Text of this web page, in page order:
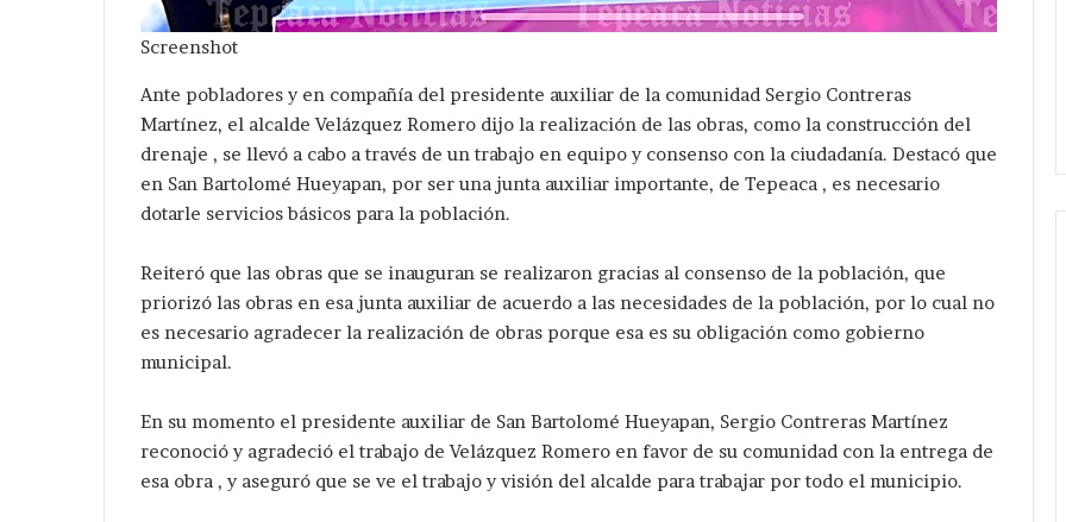
Screenshot
Ante pobladores y en compañía del presidente auxiliar de la comunidad Sergio Contreras
Martínez, el alcalde Velázquez Romero dijo la realización de las obras, como la construcción del
drenaje , se llevó a cabo a través de un trabajo en equipo y consenso con la ciudadanía. Destacó que
en San Bartolomé Hueyapan, por ser una junta auxiliar importante, de Tepeaca , es necesario
dotarle servicios básicos para la población.
Reiteró que las obras que se inauguran se realizaron gracias al consenso de la población, que
priorizó las obras en esa junta auxiliar de acuerdo a las necesidades de la población, por lo cual no
es necesario agradecer la realización de obras porque esa es su obligación como gobierno
municipal.
En su momento el presidente auxiliar de San Bartolomé Hueyapan, Sergio Contreras Martínez
reconoció y agradeció el trabajo de Velázquez Romero en favor de su comunidad con la entrega de
esa obra , y aseguró que se ve el trabajo y visión del alcalde para trabajar por todo el municipio.
Desaparece otra mujer en
Avanza
investigación
ejecución
hermanos
cerca
Hace 4 horas
Avanza investigación después
de ejecución de hermanos cerca
Da
banderazo
a
de
red
Hace 11 horas
Da banderazo Velázquez
Romero a ampliación de red